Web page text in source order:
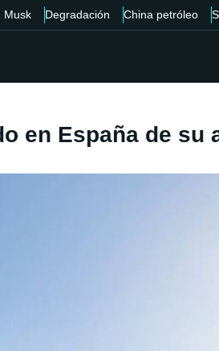
Musk Degradación China petróleo
en España de